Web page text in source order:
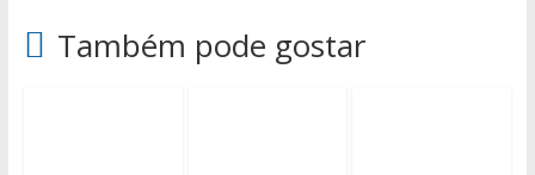
Também pode gostar